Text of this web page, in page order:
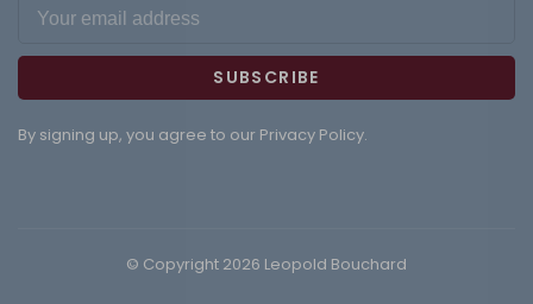
SUBSCRIBE
By signing up, you agree to our Privacy Policy.
© Copyright 2026 Leopold Bouchard